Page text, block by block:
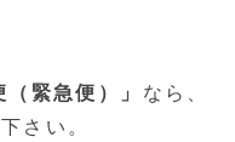
緊急便）」 なら、
さい。